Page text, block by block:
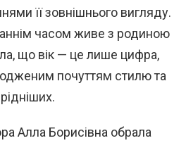
її зовнішнього вигляду.
часом живе з родиною
що вік — це лише цифра,
почуттям стилю та
Алла Борисівна обрала